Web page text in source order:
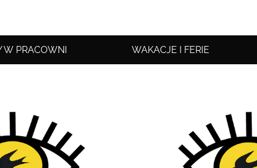
W PRACOWNI WAKACJE I FERIE